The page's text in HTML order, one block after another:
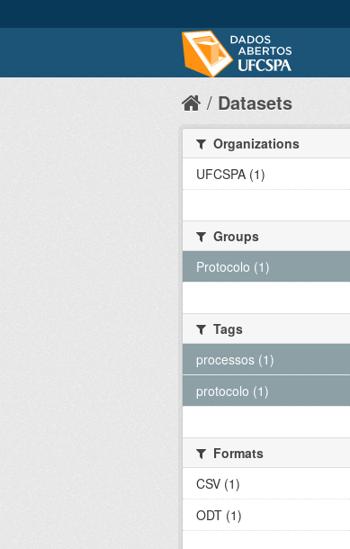
Datasets
Organizations
UFCSPA (1)
Groups
Protocolo (1)
Tags
processos (1)
protocolo (1)
Formats
CSV (1)
ODT (1)